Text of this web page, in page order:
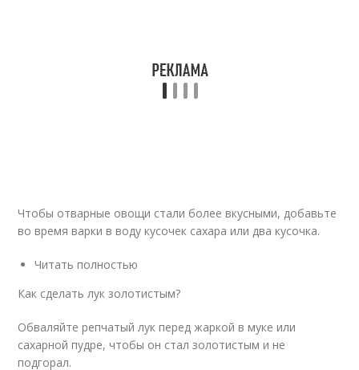
Чтобы отварные овощи стали более вкусными, добавьте
во время варки в воду кусочек сахара или два кусочка.
Читать полностью
Как сделать лук золотистым?
Обваляйте репчатый лук перед жаркой в муке или
сахарной пудре, чтобы он стал золотистым и не
подгорал.